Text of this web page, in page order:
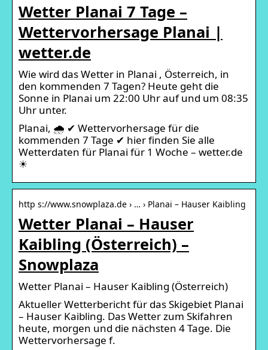
Wetter Planai 7 Tage –
Wettervorhersage Planai |
wetter.de
Wie wird das Wetter in Planai , Österreich, in
den kommenden 7 Tagen? Heute geht die
Sonne in Planai um 22:00 Uhr auf und um 08:35
Uhr unter.
Planai, 🌧️ ✔ Wettervorhersage für die
kommenden 7 Tage ✔ hier finden Sie alle
Wetterdaten für Planai für 1 Woche – wetter.de
☀
http s://www.snowplaza.de › … › Planai – Hauser Kaibling
Wetter Planai – Hauser
Kaibling (Österreich) –
Snowplaza
Wetter Planai – Hauser Kaibling (Österreich)
Aktueller Wetterbericht für das Skigebiet Planai
– Hauser Kaibling. Das Wetter zum Skifahren
heute, morgen und die nächsten 4 Tage. Die
Wettervorhersage f.